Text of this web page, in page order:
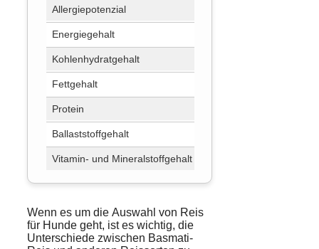
Allergiepotenzial
Energiegehalt
Kohlenhydratgehalt
Fettgehalt
Protein
Ballaststoffgehalt
Vitamin- und Mineralstoffgehalt
Wenn es um die Auswahl von Reis
für Hunde geht, ist es wichtig, die
Unterschiede zwischen Basmati-